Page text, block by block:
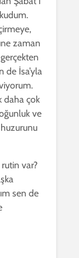
zaman
de İsa’yla
daha çok
ve
var?
sen de